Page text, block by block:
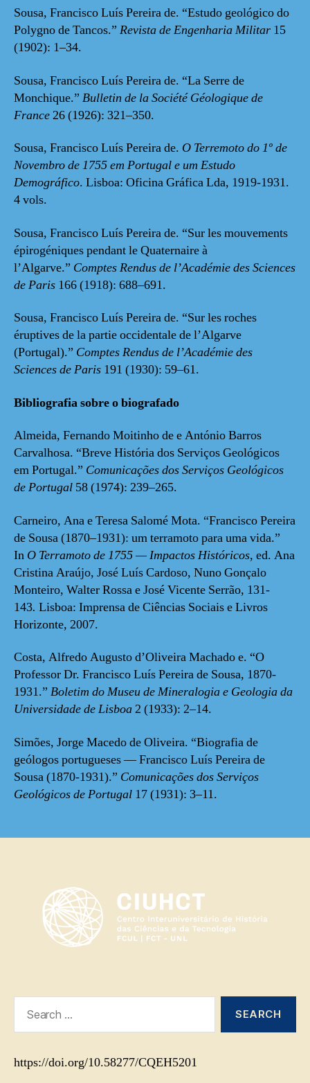
Sousa, Francisco Luís Pereira de. “Estudo geológico do
Polygno de Tancos.” Revista de Engenharia Militar 15
(1902): 1–34.
Sousa, Francisco Luís Pereira de. “La Serre de
Monchique.” Bulletin de la Société Géologique de
France26 (1926): 321–350.
Sousa, Francisco Luís Pereira de. O Terremoto do 1º de
Novembro de 1755 em Portugal e um Estudo
Demográfico. Lisboa: Oficina Gráfica Lda, 1919-1931.
4 vols.
Sousa, Francisco Luís Pereira de. “Sur les mouvements
épirogéniques pendant le Quaternaire à
l’Algarve.” Comptes Rendus de l’Académie des Sciences
de Paris 166 (1918): 688–691.
Sousa, Francisco Luís Pereira de. “Sur les roches
éruptives de la partie occidentale de l’Algarve
(Portugal).” Comptes Rendus de l’Académie des
Sciences de Paris 191 (1930): 59–61.
Bibliografia sobre o biografado
Almeida, Fernando Moitinho de e António Barros
Carvalhosa. “Breve História dos Serviços Geológicos
em Portugal.” Comunicações dos Serviços Geológicos
de Portugal 58 (1974): 239–265.
Carneiro, Ana e Teresa Salomé Mota. “Francisco Pereira
de Sousa (1870–1931): um terramoto para uma vida.”
In O Terramoto de 1755 — Impactos Históricos, ed. Ana
Cristina Araújo, José Luís Cardoso, Nuno Gonçalo
Monteiro, Walter Rossa e José Vicente Serrão, 131-
143. Lisboa: Imprensa de Ciências Sociais e Livros
Horizonte, 2007.
Costa, Alfredo Augusto d’Oliveira Machado e. “O
Professor Dr. Francisco Luís Pereira de Sousa, 1870-
1931.” Boletim do Museu de Mineralogia e Geologia da
Universidade de Lisboa2 (1933): 2–14.
Simões, Jorge Macedo de Oliveira. “Biografia de
geólogos portugueses — Francisco Luís Pereira de
Sousa (1870-1931).” Comunicações dos Serviços
Geológicos de Portugal 17 (1931): 3–11.
https://doi.org/10.58277/CQEH5201